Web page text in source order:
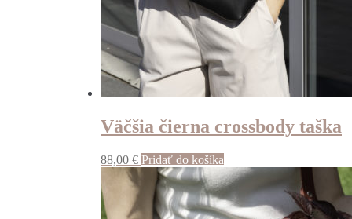
Väčšia čierna crossbody taška
88,00 € Pridať do košíka